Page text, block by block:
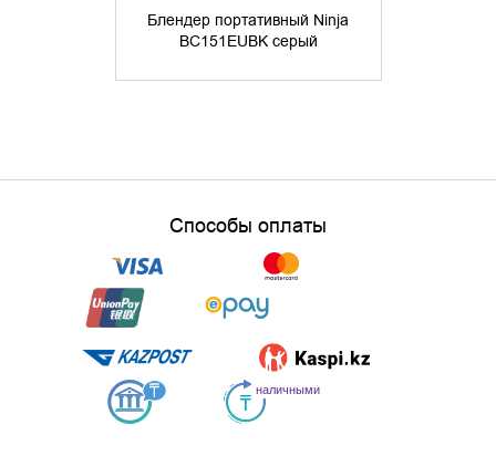
Блендер портативный Ninja
BС151EUBK серый
Способы оплаты